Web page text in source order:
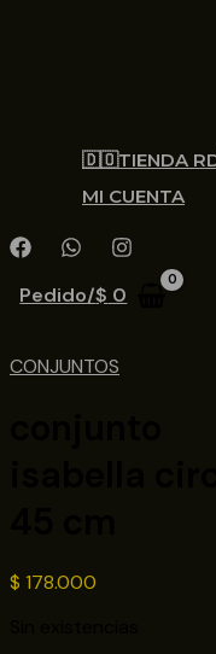
🇩🇴TIENDA
MI CUENTA
Pedido/$ 0
CONJUNTOS
$ 178.000